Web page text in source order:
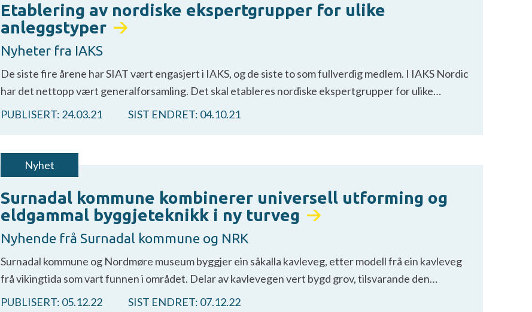
Etablering av nordiske ekspertgrupper for ulike
anleggstyper
Nyheter fra IAKS
De siste fire årene har SIAT vært engasjert i IAKS, og de siste to som fullverdig medlem. I IAKS Nordic
har det nettopp vært generalforsamling. Det skal etableres nordiske ekspertgrupper for ulike…
PUBLISERT: 24.03.21 SIST ENDRET: 04.10.21
Nyhet
Surnadal kommune kombinerer universell utforming og
eldgammal byggjeteknikk i ny turveg
Nyhende frå Surnadal kommune og NRK
Surnadal kommune og Nordmøre museum byggjer ein såkalla kavleveg, etter modell frå ein kavleveg
frå vikingtida som vart funnen i området. Delar av kavlevegen vert bygd grov, tilsvarande den…
PUBLISERT: 05.12.22 SIST ENDRET: 07.12.22